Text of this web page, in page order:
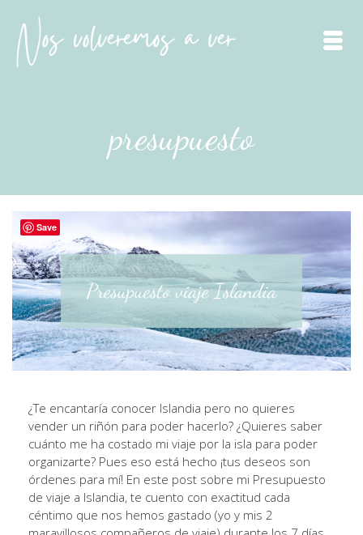
presupuesto
¿Te encantaría conocer Islandia pero no quieres
vender un riñón para poder hacerlo? ¿Quieres saber
cuánto me ha costado mi viaje por la isla para poder
organizarte? Pues eso está hecho ¡tus deseos son
órdenes para mí! En este post sobre mi Presupuesto
de viaje a Islandia, te cuento con exactitud cada
céntimo que nos hemos gastado (yo y mis 2
Save